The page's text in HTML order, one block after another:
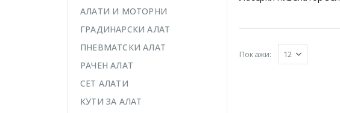
Покажи:
АЛАТИ И МОТОРНИ
ГРАДИНАРСКИ АЛАТ
ПНЕВМАТСКИ АЛАТ
РАЧЕН АЛАТ
СЕТ АЛАТИ
КУТИ ЗА АЛАТ